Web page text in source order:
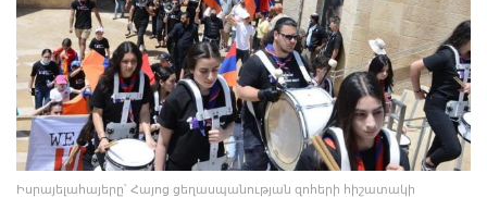
Իսրայելահայերը՝ Հայոց ցեղասպանության զոհերի հիշատակի